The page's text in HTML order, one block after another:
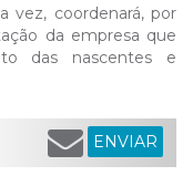
vez, coordenará, por
da empresa que
das nascentes e
ENVIAR